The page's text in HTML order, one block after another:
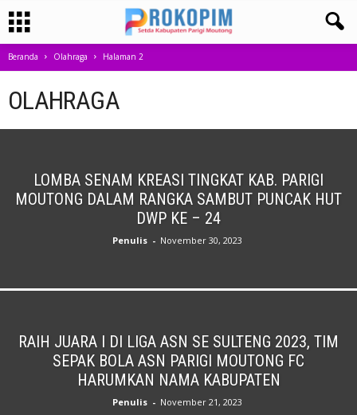
Beranda Olahraga Halaman 2
OLAHRAGA
LOMBA SENAM KREASI TINGKAT KAB. PARIGI
MOUTONG DALAM RANGKA SAMBUT PUNCAK HUT
DWP KE – 24
Penulis - November 30, 2023
RAIH JUARA I DI LIGA ASN SE SULTENG 2023, TIM
SEPAK BOLA ASN PARIGI MOUTONG FC
HARUMKAN NAMA KABUPATEN
Penulis - November 21, 2023